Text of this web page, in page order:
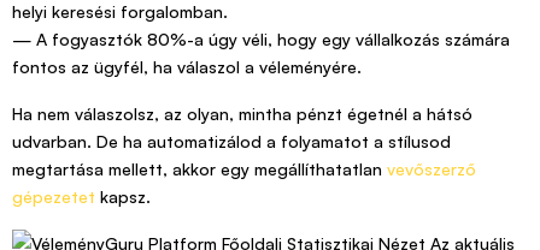
helyi keresési forgalomban.
— A fogyasztók 80%-a úgy véli, hogy egy vállalkozás számára
fontos az ügyfél, ha válaszol a véleményére.
Ha nem válaszolsz, az olyan, mintha pénzt égetnél a hátsó
udvarban. De ha automatizálod a folyamatot a stílusod
megtartása mellett, akkor egy megállíthatatlan vevőszerző
gépezetet kapsz.